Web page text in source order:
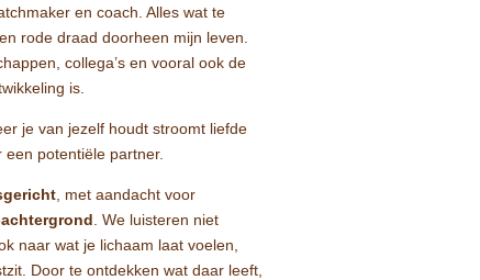
en coach. Alles wat te
rode draad doorheen mijn leven.
collega’s en vooral ook de
is.
je van jezelf houdt stroomt liefde
potentiële partner.
, met aandacht voor
. We luisteren niet
naar wat je lichaam laat voelen,
Door te ontdekken wat daar leeft,